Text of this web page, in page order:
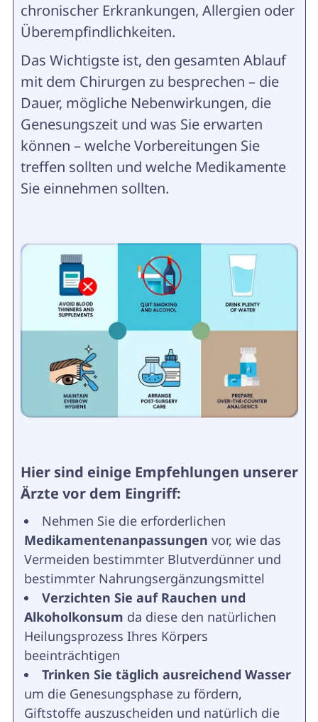
chronischer Erkrankungen, Allergien oder
Überempfindlichkeiten.
Das Wichtigste ist, den gesamten Ablauf
mit dem Chirurgen zu besprechen – die
Dauer, mögliche Nebenwirkungen, die
Genesungszeit und was Sie erwarten
können – welche Vorbereitungen Sie
treffen sollten und welche Medikamente
Sie einnehmen sollten.
Hier sind einige Empfehlungen unserer
Ärzte vor dem Eingriff:
Nehmen Sie die erforderlichen
Medikamentenanpassungen vor, wie das
Vermeiden bestimmter Blutverdünner und
bestimmter Nahrungsergänzungsmittel
Verzichten Sie auf Rauchen und
Alkoholkonsum da diese den natürlichen
Heilungsprozess Ihres Körpers
beeinträchtigen
Trinken Sie täglich ausreichend Wasser
um die Genesungsphase zu fördern,
Giftstoffe auszuscheiden und natürlich die